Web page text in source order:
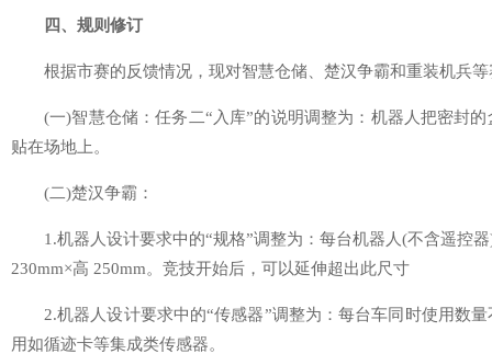
四、规则修订
根据市赛的反馈情况，现对智慧仓储、楚汉争霸和重装机兵
(一)智慧仓储：任务二“入库”的说明调整为：机器人把密封
贴在场地上。
(二)楚汉争霸：
1.机器人设计要求中的“规格”调整为：每台机器人(不含遥控
230mm×高 250mm。竞技开始后，可以延伸超出此尺寸
2.机器人设计要求中的“传感器”调整为：每台车同时使用数
用如循迹卡等集成类传感器。